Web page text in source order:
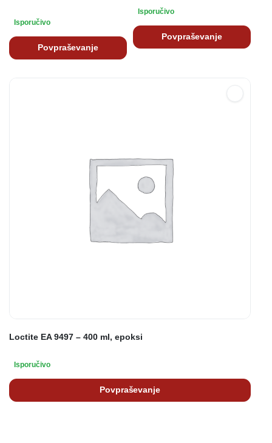
Isporučivo
Povpraševanje
Isporučivo
Povpraševanje
Loctite EA 9497 – 400 ml, epoksi
Isporučivo
Povpraševanje